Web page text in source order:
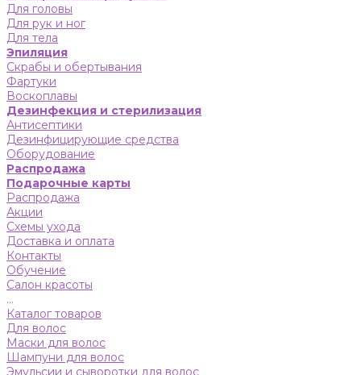
Для головы
Для рук и ног
Для тела
Эпиляция
Скрабы и обертывания
Фартуки
Воскоплавы
Дезинфекция и стерилизация
Антисептики
Дезинфицирующие средства
Оборудование
Распродажа
Подарочные карты
Распродажа
Акции
Схемы ухода
Доставка и оплата
Контакты
Обучение
Салон красоты
...
Каталог товаров
Для волос
Маски для волос
Шампуни для волос
Эмульсии и сыворотки для волос